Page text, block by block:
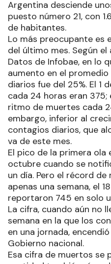
Argentina desciende
puesto número 21, con
de habitantes.
Lo más preocupante es
del último mes. Según
Datos de Infobae, en lo
aumento en el
diarios fue del 25%. El 1
cada 24 horas eran 375;
ritmo de muertes cada
embargo, inferior al
contagios diarios, que
va de este mes.
El pico de la primera ola
octubre cuando se
un día. Pero el récord
apenas una semana, el
reportaron 745 en solo
La cifra, cuando aún no
semana en la que los
en una jornada,
Gobierno nacional.
Esa cifra de muertos se